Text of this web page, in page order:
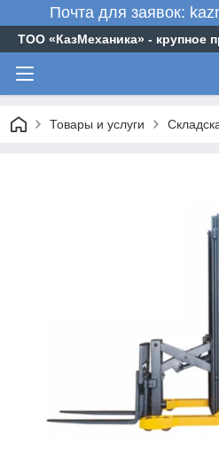
Почта для заявок:
ТОО «‎КазМеханика» - крупное
Товары и услуги